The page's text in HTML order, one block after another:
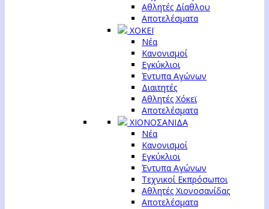
Αθλητές Δίαθλου
Αποτελέσματα
ΧΟΚΕΪ
Νέα
Κανονισμοί
Εγκύκλιοι
Έντυπα Αγώνων
Διαιτητές
Αθλητές Χόκεϊ
Αποτελέσματα
ΧΙΟΝΟΣΑΝΙΔΑ
Νέα
Κανονισμοί
Εγκύκλιοι
Έντυπα Αγώνων
Τεχνικοί Εκπρόσωποι
Αθλητές Χιονοσανίδας
Αποτελέσματα